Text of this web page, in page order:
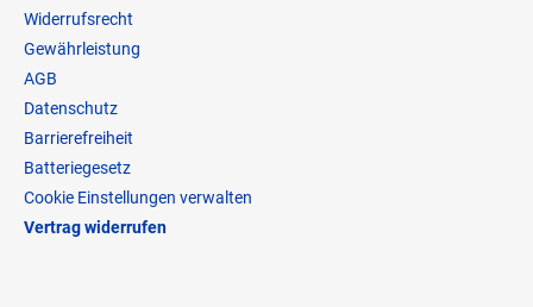
Widerrufsrecht
Gewährleistung
AGB
Datenschutz
Barrierefreiheit
Batteriegesetz
Cookie Einstellungen verwalten
Vertrag widerrufen